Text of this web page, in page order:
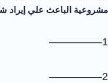
مشروعية الباعث علي إيراد
1—————
2—————